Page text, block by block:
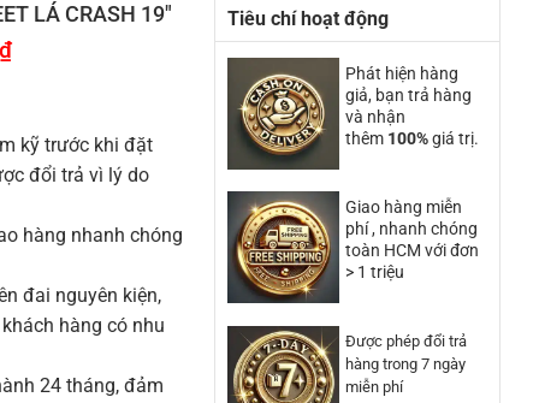
Tiêu chí hoạt động
Phát hiện hàng
giả, bạn trả hàng
và nhận
thêm 100%giá trị.
Giao hàng miễn
phí , nhanh chóng
toàn HCM với đơn
> 1 triệu
Được phép đổi trả
hàng trong 7 ngày
miễn phí
LÁ CRASH 19″
₫Giá
kỹ trước khi đặt
đổi trả vì lý do
hàng nhanh chóng
đai nguyên kiện,
hàng có nhu
24 tháng, đảm